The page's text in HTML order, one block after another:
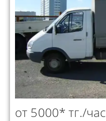
от 5000* тг./час